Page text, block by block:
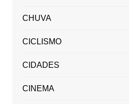
CHUVA
CICLISMO
CIDADES
CINEMA